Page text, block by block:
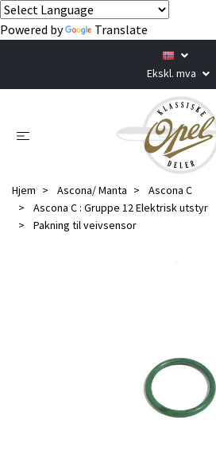
Powered by Translate
Ekskl. mva
Hjem Ascona/ Manta
Ascona C
Ascona C : Gruppe 12 Elektrisk utstyr
Pakning til veivsensor